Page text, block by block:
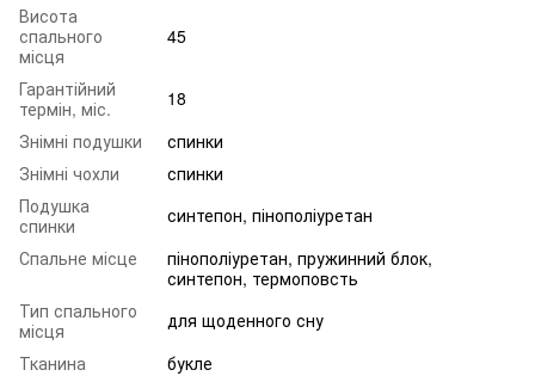
Висота
спального
місця
45
Гарантійний
термін, міс.
18
Знімні подушки
спинки
Знімні чохли
спинки
Подушка
спинки
синтепон, пінополіуретан
Спальне місце
пінополіуретан, пружинний блок,
синтепон, термоповсть
Тип спального
місця
для щоденного сну
Тканина
букле